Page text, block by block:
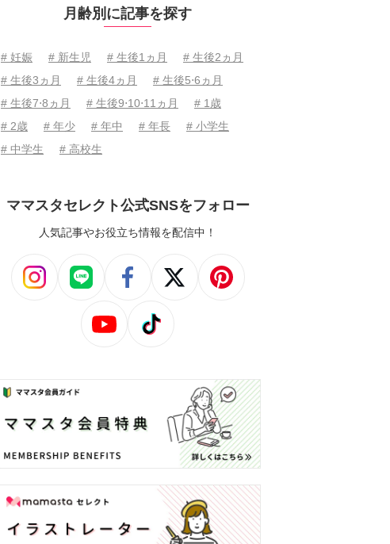
月齢別に記事を探す
# 妊娠 # 新生児 # 生後1ヵ月
# 生後2ヵ月
# 生後3ヵ月
# 生後4ヵ月
# 生後5⋅6ヵ月
# 生後7⋅8ヵ月
# 生後9⋅10⋅11ヵ月
# 1歳
# 2歳
# 年少 # 年中 # 年長
# 小学生
# 中学生
# 高校生
ママスタセレクト公式SNSをフォロー
人気記事やお役立ち情報を配信中！